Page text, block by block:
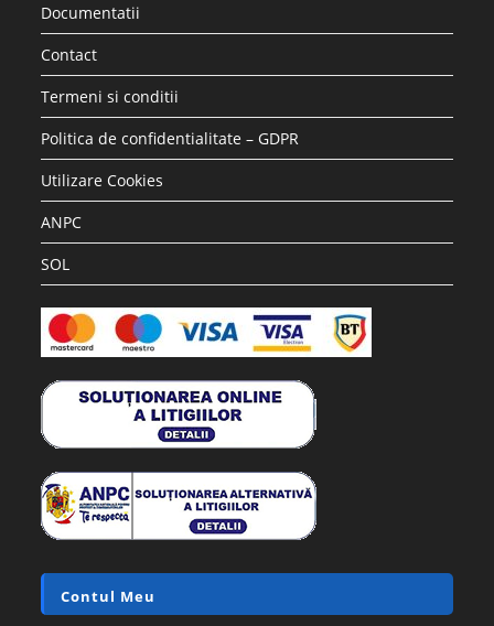
Documentatii
Contact
Termeni si conditii
Politica de confidentialitate – GDPR
Utilizare Cookies
ANPC
SOL
Contul Meu